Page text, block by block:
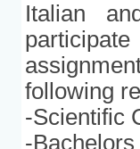
Italian
following
-Scientific
-